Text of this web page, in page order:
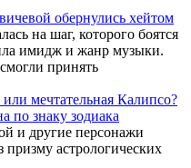
обернулись хейтом
на шаг, которого боятся
имидж и жанр музыки.
принять
мечтательная Калипсо?
по знаку зодиака
и другие персонажи
астрологических